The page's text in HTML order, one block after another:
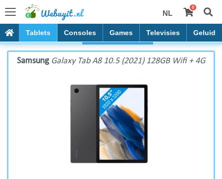
NL
0
Tablets Consoles Games Televisies Geluid
Samsung Galaxy Tab A8 10.5 (2021) 128GB Wifi + 4G
Samsung Galaxy Tab A8 10.5 (2021) 128GB Wifi + 4G